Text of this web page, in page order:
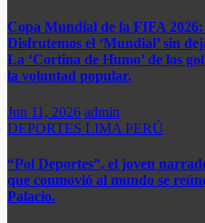
Copa Mundial de la FIFA
Disfrutemos el ‘Mundial’ sin
La ‘Cortina de Humo’ de los
la voluntad popular.
Jun 11, 2026 admin
DEPORTES LIMA PERÚ
“Pol Deportes”, el joven
que conmovió al mundo se
Palacio.